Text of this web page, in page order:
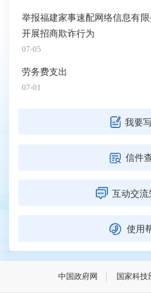
举报福建家事速配网络信息有
开展招商欺诈行为
07-05
劳务费支出
07-01
我要
信件
互动交流
使用
中国政府网 国家科技